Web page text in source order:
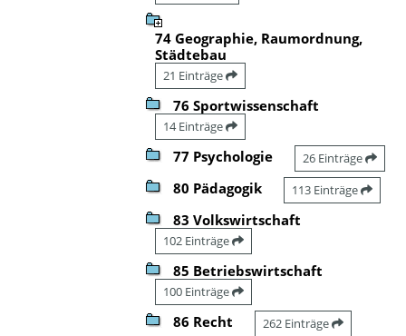
74 Geographie, Raumordnung,
Städtebau
21 Einträge
76 Sportwissenschaft
14 Einträge
77 Psychologie 26 Einträge
80 Pädagogik 113 Einträge
83 Volkswirtschaft
102 Einträge
85 Betriebswirtschaft
100 Einträge
86 Recht 262 Einträge